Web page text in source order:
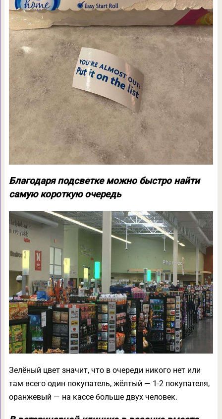
Благодаря подсветке можно быстро найти
самую короткую очередь
Зелёный цвет значит, что в очереди никого нет или
там всего один покупатель, жёлтый — 1-2 покупателя,
оранжевый — на кассе больше двух человек.